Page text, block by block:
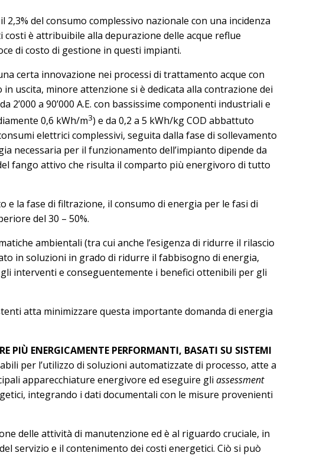
del consumo complessivo nazionale con una incidenza
è attribuibile alla depurazione delle acque reflue
di costo di gestione in questi impianti.
certa innovazione nei processi di trattamento acque con
uscita, minore attenzione si è dedicata alla contrazione dei
a 90’000 A.E. con bassissime componenti industriali e
0,6 kWh/m3) e da 0,2 a 5 kWh/kg COD abbattuto
elettrici complessivi, seguita dalla fase di sollevamento
necessaria per il funzionamento dell’impianto dipende da
fango attivo che risulta il comparto più energivoro di tutto
la fase di filtrazione, il consumo di energia per le fasi di
del 30 – 50%.
ambientali (tra cui anche l’esigenza di ridurre il rilascio
in soluzioni in grado di ridurre il fabbisogno di energia,
interventi e conseguentemente i benefici ottenibili per gli
atta minimizzare questa importante domanda di energia
PIÙ ENERGICAMENTE PERFORMANTI, BASATI SU SISTEMI
per l’utilizzo di soluzioni automatizzate di processo, atte a
apparecchiature energivore ed eseguire gli assessment
integrando i dati documentali con le misure provenienti
delle attività di manutenzione ed è al riguardo cruciale, in
servizio e il contenimento dei costi energetici. Ciò si può